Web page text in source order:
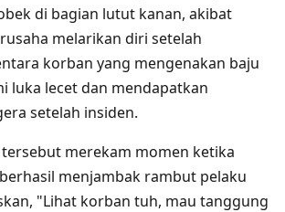
di bagian lutut kanan, akibat
melarikan diri setelah
korban yang mengenakan baju
luka lecet dan mendapatkan
setelah insiden.
merekam momen ketika
menjambak rambut pelaku
"Lihat korban tuh, mau tanggung